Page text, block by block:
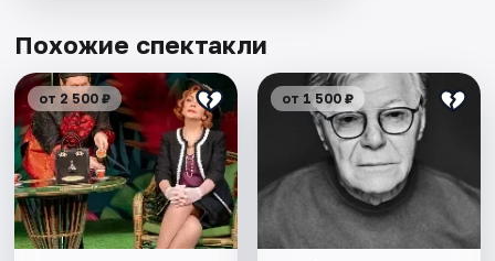
Похожие спектакли
от 2 500 ₽ от 1 500 ₽